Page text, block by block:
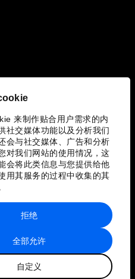
来制作贴合用户需求的内
社交媒体功能以及分析我们
会与社交媒体、广告和分析
对我们网站的使用情况，这
会将此类信息与您提供给他
用其服务的过程中收集的其
全部允许
自定义
拒绝
地图
界经济论坛